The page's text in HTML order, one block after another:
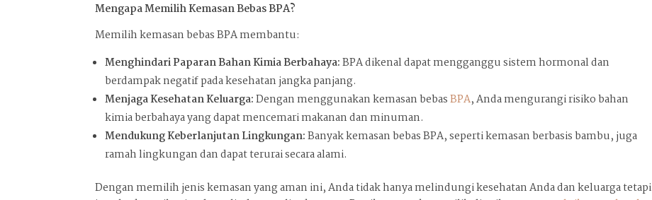
Mengapa Memilih Kemasan Bebas BPA?
Memilih kemasan bebas BPA membantu:
Menghindari Paparan Bahan Kimia Berbahaya:BPA dikenal dapat mengganggu sistem hormonal dan
berdampak negatif pada kesehatan jangka panjang.
Menjaga Kesehatan Keluarga:Dengan menggunakan kemasan bebasBPA, Anda mengurangi risiko bahan
kimia berbahaya yang dapat mencemari makanan dan minuman.
Mendukung Keberlanjutan Lingkungan:Banyak kemasan bebas BPA, seperti kemasan berbasis bambu, juga
ramah lingkungan dan dapat terurai secara alami.
Dengan memilih jenis kemasan yang aman ini, Anda tidak hanya melindungi kesehatan Anda dan keluarga tetapi